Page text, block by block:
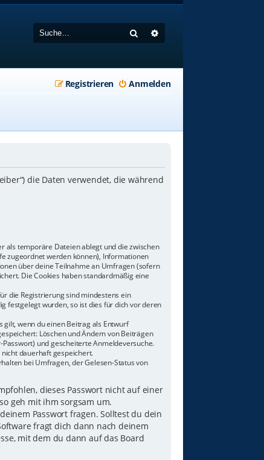
Suche
Anmelden
Registrieren
die Daten verwendet, die während
als temporäre Dateien ablegt und die zwischen
zugeordnet werden können), Informationen
über deine Teilnahme an Umfragen (sofern
Die Cookies haben standardmäßig eine
die Registrierung sind mindestens ein
festgelegt wurden, so ist dies für dich vor deren
wenn du einen Beitrag als Entwurf
Löschen und Ändern von Beiträgen
und gescheiterte Anmeldeversuche.
dauerhaft gespeichert.
bei Umfragen, der Gelesen-Status von
dieses Passwort nicht auf einer
geh mit ihm sorgsam um.
Passwort fragen. Solltest du dein
fragt dich dann nach deinem
mit dem du dann auf das Board